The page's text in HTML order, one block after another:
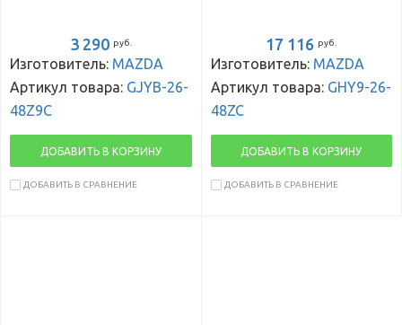
3 290 руб.
Изготовитель: MAZDA
Артикул товара: GJYB-26-
48Z9C
ДОБАВИТЬ В КОРЗИНУ
ДОБАВИТЬ В СРАВНЕНИЕ
17 116 руб.
Изготовитель: MAZDA
Артикул товара: GHY9-26-
48ZC
ДОБАВИТЬ В КОРЗИНУ
ДОБАВИТЬ В СРАВНЕНИЕ